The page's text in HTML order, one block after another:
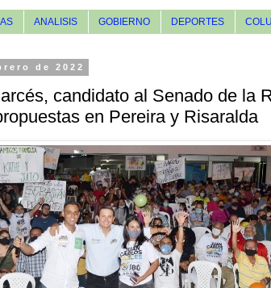
ANALISIS GOBIERNO DEPORTES
de 2022
candidato al Senado de la
en Pereira y Risaralda